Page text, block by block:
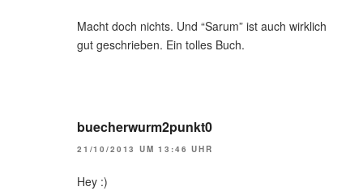
Macht doch nichts. Und “Sarum” ist auch wirklich
gut geschrieben. Ein tolles Buch.
buecherwurm2punkt0
21/10/2013 UM 13:46 UHR
Hey :)